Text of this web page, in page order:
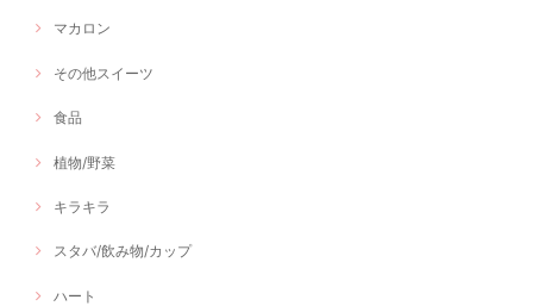
マカロン
その他スイーツ
食品
植物/野菜
キラキラ
スタバ/飲み物/カップ
ハート